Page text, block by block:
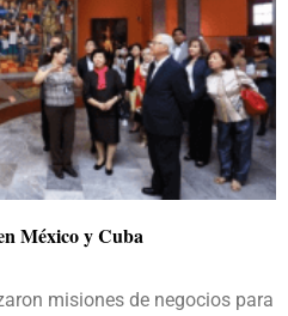
México y Cuba
misiones de negocios para